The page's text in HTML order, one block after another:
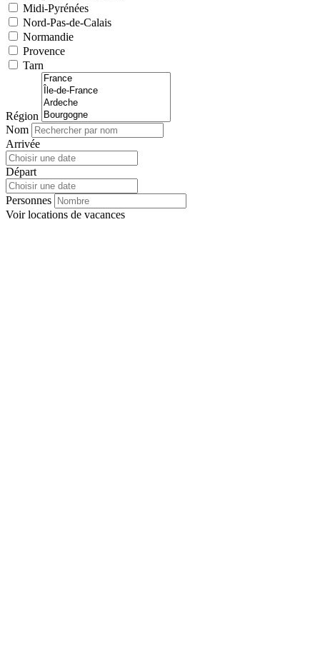
Midi-Pyrénées
Nord-Pas-de-Calais
Normandie
Provence
Tarn
Région
Nom
Arrivée
Départ
Personnes
Voirlocations de vacances